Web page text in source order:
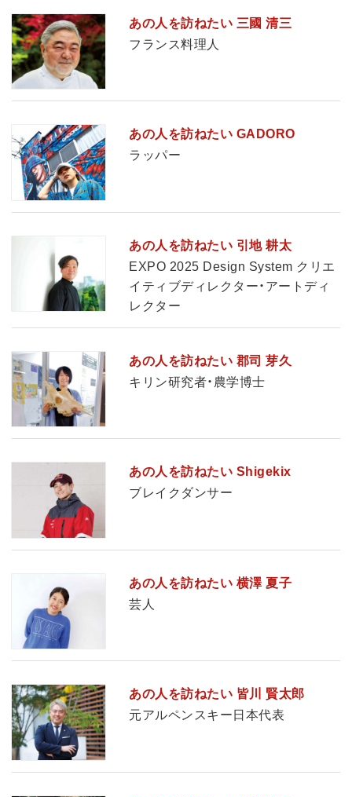
あの人を訪ねたい 三國 清三
フランス料理人
あの人を訪ねたい GADORO
ラッパー
あの人を訪ねたい 引地 耕太
EXPO 2025 Design System クリエ
イティブディレクター・アートディ
レクター
あの人を訪ねたい 郡司 芽久
キリン研究者・農学博士
あの人を訪ねたい Shigekix
ブレイクダンサー
あの人を訪ねたい 横澤 夏子
芸人
あの人を訪ねたい 皆川 賢太郎
元アルペンスキー日本代表